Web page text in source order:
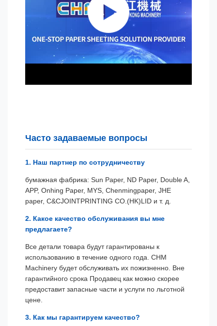
Часто задаваемые вопросы
1. Наш партнер по сотрудничеству
бумажная фабрика: Sun Paper, ND Paper, Double A,
APP, Onhing Paper, MYS, Chenmingpaper, JHE
paper, C&CJOINTPRINTING CO.(HK)LID и т. д.
2. Какое качество обслуживания вы мне
предлагаете?
Все детали товара будут гарантированы к
использованию в течение одного года. CHM
Machinery будет обслуживать их пожизненно. Вне
гарантийного срока Продавец как можно скорее
предоставит запасные части и услуги по льготной
цене.
3. Как мы гарантируем качество?